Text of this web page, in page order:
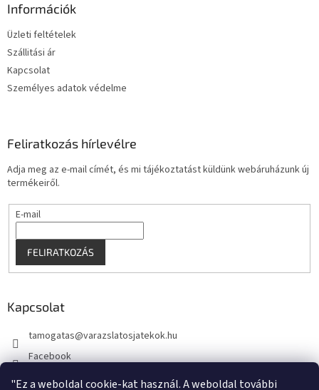
"Ez a weboldal cookie-kat használ. A weboldal további
Információk
Üzleti feltételek
Szállitási ár
Kapcsolat
Személyes adatok védelme
Feliratkozás hírlevélre
Adja meg az e-mail címét, és mi tájékoztatást küldünk webáruházunk új
termékeiről.
E-mail
FELIRATKOZÁS
Kapcsolat
tamogatas@varazslatosjatekok.hu
Facebook
kouzelnehry